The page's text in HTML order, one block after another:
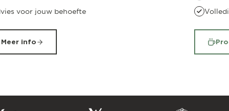
voor jouw behoefte
Meer info